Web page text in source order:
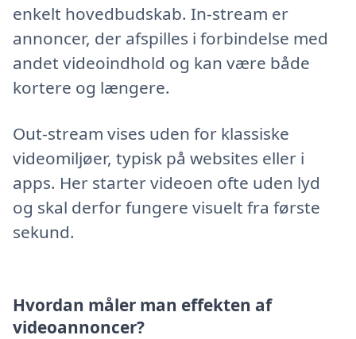
enkelt hovedbudskab. In-stream er
annoncer, der afspilles i forbindelse med
andet videoindhold og kan være både
kortere og længere.
Out-stream vises uden for klassiske
videomiljøer, typisk på websites eller i
apps. Her starter videoen ofte uden lyd
og skal derfor fungere visuelt fra første
sekund.
Hvordan måler man effekten af
videoannoncer?